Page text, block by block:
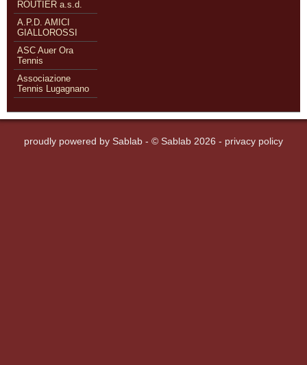
ROUTIER a.s.d.
A.P.D. AMICI
GIALLOROSSI
ASC Auer Ora
Tennis
Associazione
Tennis Lugagnano
proudly powered by Sablab - © Sablab 2026 - privacy policy